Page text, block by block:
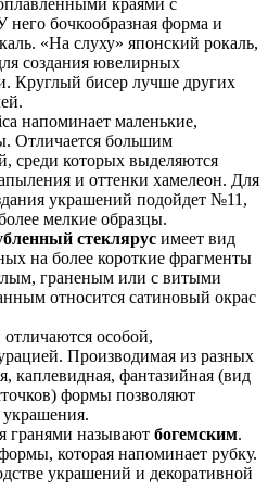
него бочкообразная форма и
«На слуху» японский рокаль,
создания ювелирных
Круглый бисер лучше других
напоминает маленькие,
Отличается большим
среди которых выделяются
и оттенки хамелеон. Для
украшений подойдет №11,
мелкие образцы.
стеклярус имеет вид
на более короткие фрагменты
граненым или с витыми
относится сатиновый окрас
особой,
Производимая из разных
каплевидная, фантазийная (вид
формы позволяют
украшения.
гранями называют богемским.
которая напоминает рубку.
украшений и декоративной